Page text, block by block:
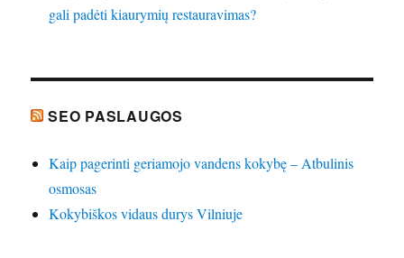
gali padėti kiaurymių restauravimas?
SEO PASLAUGOS
Kaip pagerinti geriamojo vandens kokybę – Atbulinis
osmosas
Kokybiškos vidaus durys Vilniuje